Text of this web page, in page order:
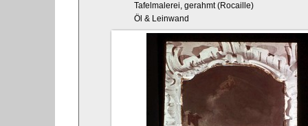
Tafelmalerei, gerahmt (Rocaille)
Öl & Leinwand